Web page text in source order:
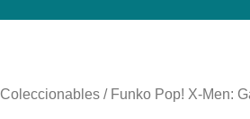
Coleccionables / Funko Pop! X-Men: